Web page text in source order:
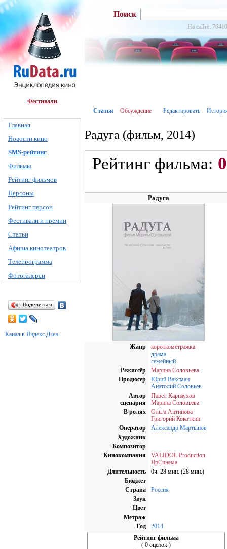
Фестивали
Главная
Новости кино
SMS-рейтинг
Фильмы
Рейтинг фильмов
Персоны
Рейтинг персон
Фестивали и премии
Статьи
Афиша кинотеатров
Телепрограмма
Фотогалереи
Поделиться
Канал в Яндекс.Дзен
Поиск
На сайте:
Статья Обсуждение Редактировать
Радуга (фильм, 2014)
Рейтинг фильма: 0
Радуга
Жанр
короткометражка
драма
семейный
Режиссёр
Марина Соловьева
Продюсер
Юрий Ваксман
Анатолий Соловьев
Автор
сценария
Павел Карнаухов
Марина Соловьева
В ролях
Ольга Антипова
Григорий Кокоткин
Оператор
Александр Мартынов
Художник
Композитор
Кинокомпания
VALIDOL Production
ЯрСинема
Длительность
0ч. 28 мин. (28 мин.)
Бюджет
Страна
Россия
Звук
Цвет
Метраж
Год
2014
Рейтинг фильма
( 0 оценок )